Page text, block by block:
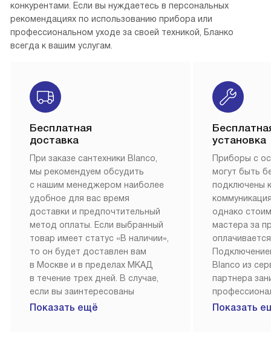
конкурентами. Если вы нуждаетесь в персональных
рекомендациях по использованию прибора или
профессиональном уходе за своей техникой, Бланко
всегда к вашим услугам.
Бесплатная
доставка
При заказе сантехники Blanco,
мы рекомендуем обсудить
с нашим менеджером наиболее
удобное для вас время
доставки и предпочтительный
метод оплаты. Если выбранный
товар имеет статус «В наличии»,
то он будет доставлен вам
в Москве и в пределах МКАД
в течение трех дней. В случае,
если вы заинтересованы
в товаре, который доступен
Показать ещё
установка
Приборы с
могут быть
подключены
однако
мастера за
Blanco из
партнера
Наш сервис
Показать